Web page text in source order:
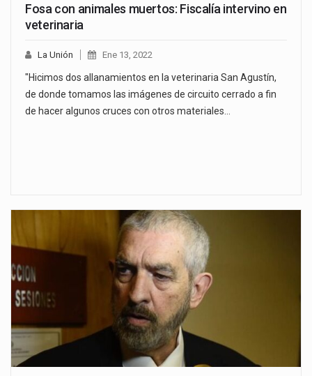
Fosa con animales muertos: Fiscalía intervino en
veterinaria
La Unión Ene 13, 2022
"Hicimos dos allanamientos en la veterinaria San Agustín,
de donde tomamos las imágenes de circuito cerrado a fin
de hacer algunos cruces con otros materiales…